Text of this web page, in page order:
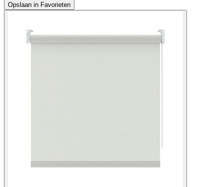
Opslaan in Favorieten